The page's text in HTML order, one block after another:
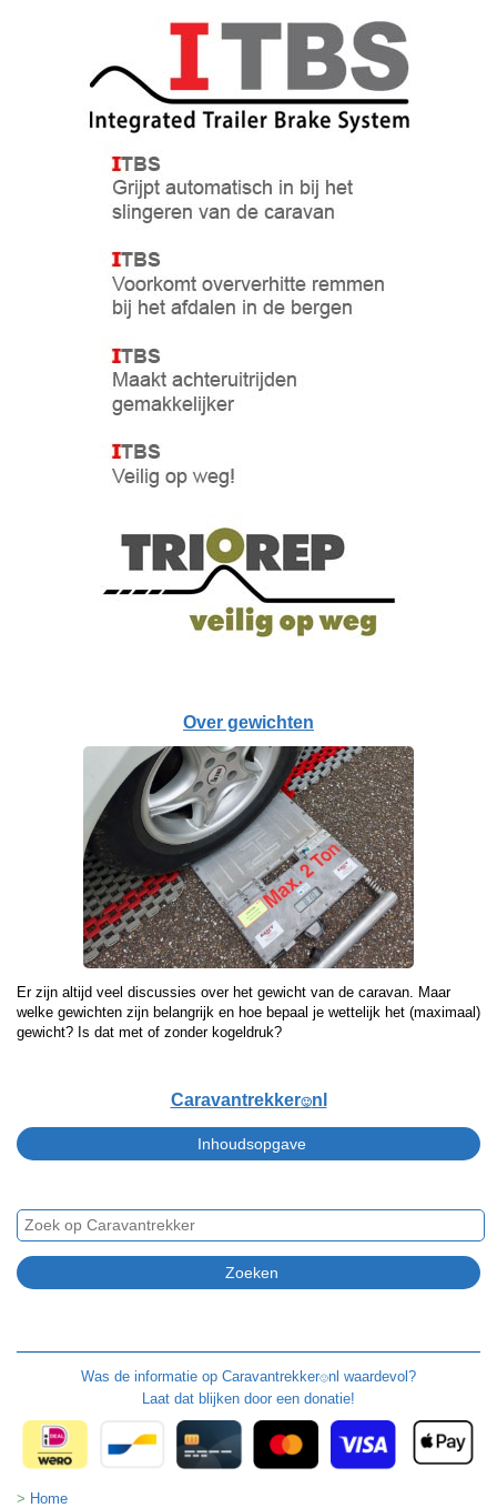
Over gewichten
Er zijn altijd veel discussies over het gewicht van de caravan. Maar
welke gewichten zijn belangrijk en hoe bepaal je wettelijk het (maximaal)
gewicht? Is dat met of zonder kogeldruk?
Caravantrekker🙂nl
Was de informatie op Caravantrekker🙂nl waardevol?
Laat dat blijken door een donatie!
Home